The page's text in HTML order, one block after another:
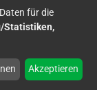
bis zur Hälfte
Kronenblätter
für die
Statistiken,
Akzeptieren